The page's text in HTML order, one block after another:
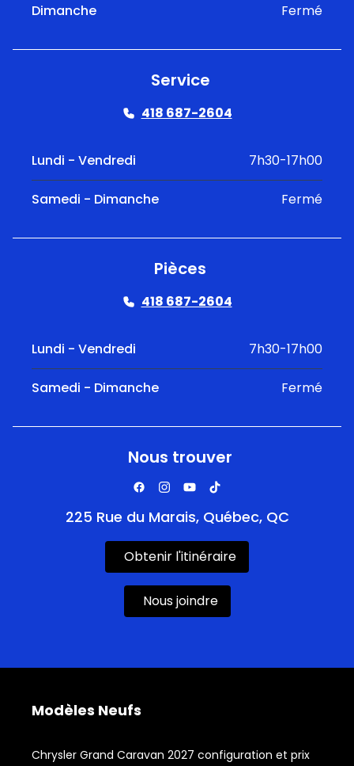
Dimanche Fermé
Service
418 687-2604
Lundi - Vendredi 7h30-17h00
Samedi - Dimanche Fermé
Pièces
418 687-2604
Lundi - Vendredi 7h30-17h00
Samedi - Dimanche Fermé
Nous trouver
225 Rue du Marais, Québec, QC
Obtenir l'itinéraire
Nous joindre
Modèles Neufs
Chrysler Grand Caravan 2027 configuration et prix